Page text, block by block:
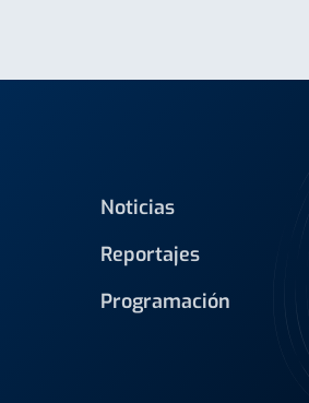
Noticias
Reportajes
Programación